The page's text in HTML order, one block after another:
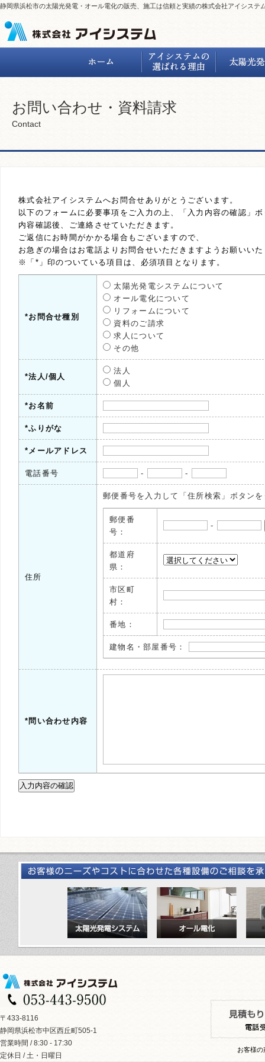
静岡県浜松市の太陽光発電・オール電化の販売、施工は信頼と実績の株式会社アイシステ
お問い合わせ・資料請求
Contact
株式会社アイシステムへお問合せありがとうございます。
以下のフォームに必要事項をご入力の上、「入力内容の確認」
内容確認後、ご連絡させていただきます。
ご返信にお時間がかかる場合もございますので、
お急ぎの場合はお電話よりお問合せいただきますようお願いい
※「*」印のついている項目は、必須項目となります。
*お問合せ種別
太陽光発電システムについて
オール電化について
リフォームについて
資料のご請求
求人について
その他
*法人/個人
法人
個人
*お名前
*ふりがな
*メールアドレス
電話番号 - -
住所
郵便番号を入力して「住所検索」ボタン
郵便番
号：
-
都道府
県：
市区町
村：
番地：
建物名・部屋番号：
*問い合わせ内容
〒433-8116
静岡県浜松市中区西丘町505-1
営業時間 / 8:30 - 17:30
定休日 / 土・日曜日
お客様の